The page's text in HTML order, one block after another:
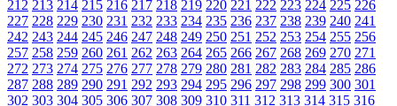
212 213 214 215 216 217 218 219 220 221 222 223 224 225 226
227 228 229 230 231 232 233 234 235 236 237 238 239 240 241
242 243 244 245 246 247 248 249 250 251 252 253 254 255 256
257 258 259 260 261 262 263 264 265 266 267 268 269 270 271
272 273 274 275 276 277 278 279 280 281 282 283 284 285 286
287 288 289 290 291 292 293 294 295 296 297 298 299 300 301
302 303 304 305 306 307 308 309 310 311 312 313 314 315 316